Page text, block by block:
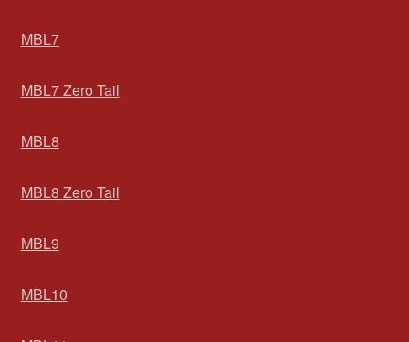
MBL7
MBL7 Zero Tail
MBL8
MBL8 Zero Tail
MBL9
MBL10